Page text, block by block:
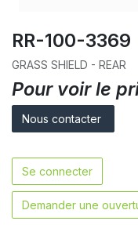
RR-100-3369
GRASS SHIELD - REAR
Pour voir le
Nous contacter
Se connecter
Demander une